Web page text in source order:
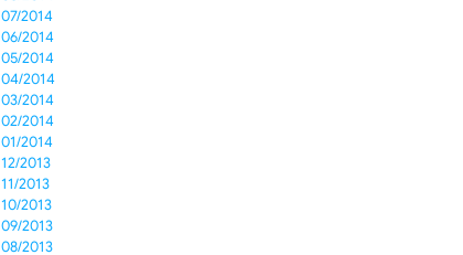
07/2014
06/2014
05/2014
04/2014
03/2014
02/2014
01/2014
12/2013
11/2013
10/2013
09/2013
08/2013